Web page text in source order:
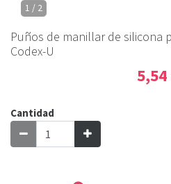
1 / 2
Puños de manillar de silicona
Codex-U
5,54
Cantidad